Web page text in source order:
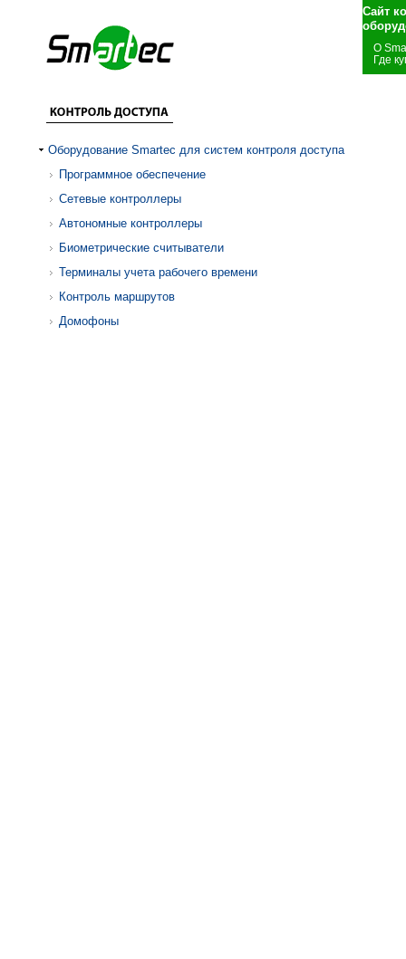
Сайт
О
Где
Оборудование Smartec для систем контроля доступа
Программное обеспечение
Сетевые контроллеры
Автономные контроллеры
Биометрические считыватели
Терминалы учета рабочего времени
Контроль маршрутов
Домофоны